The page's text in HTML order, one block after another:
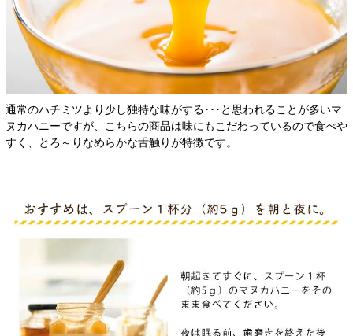
通常のハチミツより少し独特な味がする･･･と思われることが多いマ
ヌカハニーですが、こちらの商品は味にもこだわっているので食べや
すく、とろ～りなめらかな舌触りが特徴です。